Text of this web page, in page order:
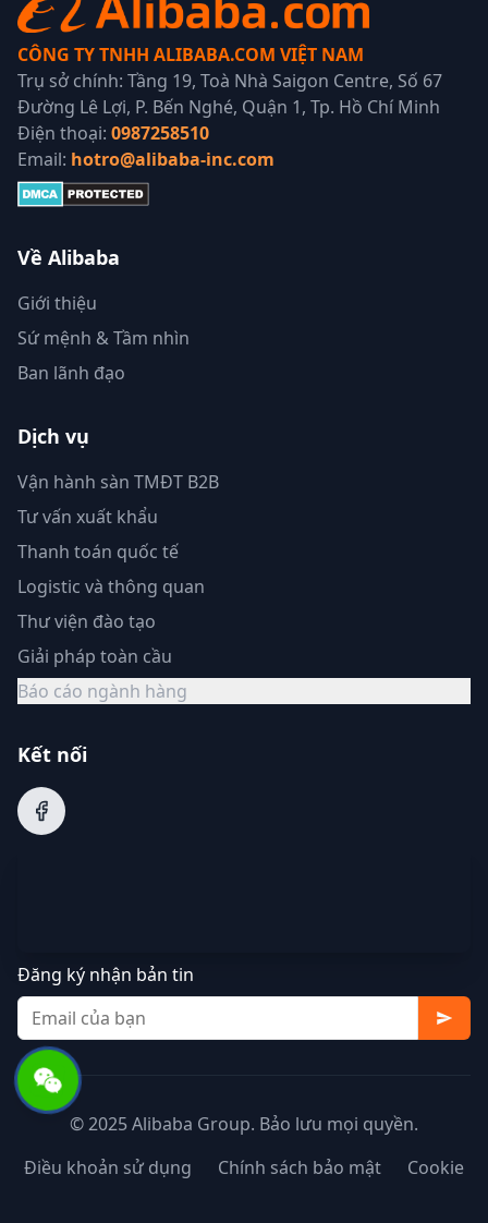
CÔNG TY TNHH ALIBABA.COM VIỆT NAM
Trụ sở chính: Tầng 19, Toà Nhà Saigon Centre, Số 67
Đường Lê Lợi, P. Bến Nghé, Quận 1, Tp. Hồ Chí Minh
Điện thoại: 0987258510
Email: hotro@alibaba-inc.com
Về Alibaba
Giới thiệu
Sứ mệnh & Tầm nhìn
Ban lãnh đạo
Dịch vụ
Vận hành sàn TMĐT B2B
Tư vấn xuất khẩu
Thanh toán quốc tế
Logistic và thông quan
Thư viện đào tạo
Giải pháp toàn cầu
Báo cáo ngành hàng
Kết nối
Đăng ký nhận bản tin
© 2025 Alibaba Group. Bảo lưu mọi quyền.
Điều khoản sử dụng
Chính sách bảo mật Cookie